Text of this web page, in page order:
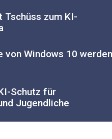
Tschüss zum KI-
von Windows 10
Schutz für
Jugendliche